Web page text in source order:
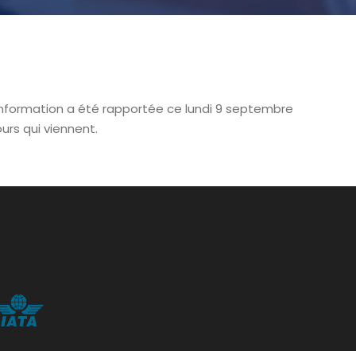
a été rapportée ce lundi 9 septembre
qui viennent.